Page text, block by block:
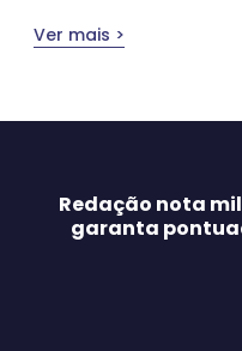
Ver mais >
Redação nota
garanta